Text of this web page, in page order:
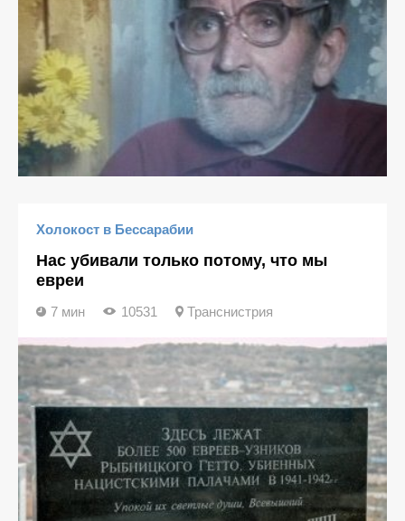
Холокост в Бессарабии
Нас убивали только потому, что мы
евреи
7 мин 10531 Транснистрия